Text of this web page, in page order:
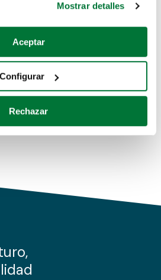
sobre su ubicación geográfica
analizándolo activamente
específicas (huellas
sobre cómo se procesan sus
que haga del sitio web con
sociales, publicidad y análisis
Mostrar detalles
Aceptar
Configurar
Rechazar